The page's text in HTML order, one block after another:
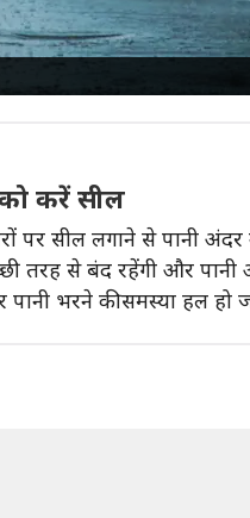
रखना बहुत जरूरी है।
जाए तो उसे तुरंत साफ
मिल सकती है।
करें सील
पर सील लगाने से पानी अंदर
तरह से बंद रहेंगी और पानी
भरने की समस्या हल हो